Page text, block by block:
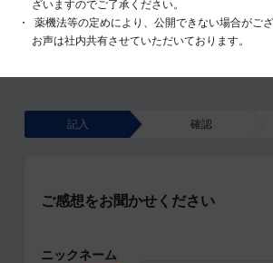
ざいますのでご了承ください。
薬機法等の定めにより、公開できない場合がご
お声は社内共有させていただいております。
記入 確認
ご感想をお聞かせください
ニックネーム